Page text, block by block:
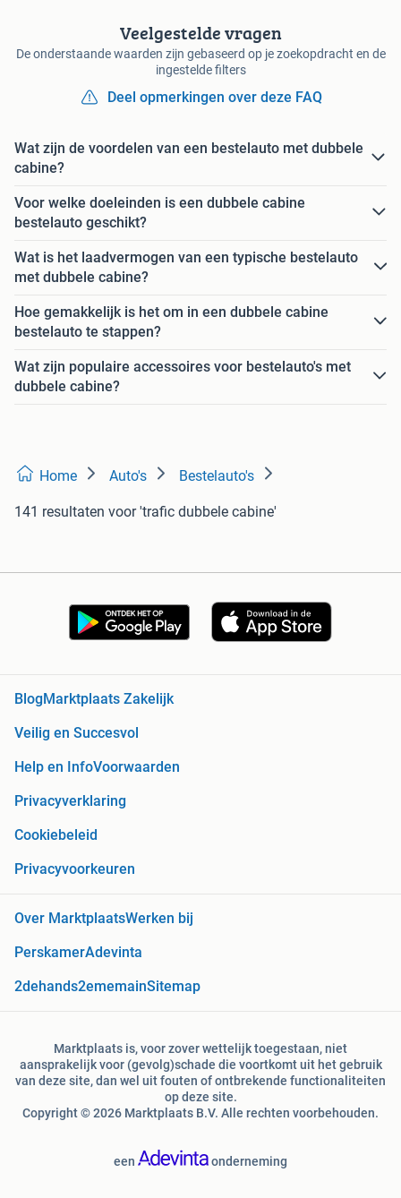
Veelgestelde vragen
De onderstaande waarden zijn gebaseerd op je zoekopdracht en de
ingestelde filters
Deel opmerkingen over deze FAQ
Wat zijn de voordelen van een bestelauto met dubbele
cabine?
Voor welke doeleinden is een dubbele cabine
bestelauto geschikt?
Wat is het laadvermogen van een typische bestelauto
met dubbele cabine?
Hoe gemakkelijk is het om in een dubbele cabine
bestelauto te stappen?
Wat zijn populaire accessoires voor bestelauto's met
dubbele cabine?
Home Auto's Bestelauto's
141 resultaten voor 'trafic dubbele cabine'
BlogMarktplaats Zakelijk
Veilig en Succesvol
Help en InfoVoorwaarden
Privacyverklaring
Cookiebeleid
Privacyvoorkeuren
Over MarktplaatsWerken bij
PerskamerAdevinta
2dehands2ememainSitemap
Marktplaats is, voor zover wettelijk toegestaan, niet
aansprakelijk voor (gevolg)schade die voortkomt uit het gebruik
van deze site, dan wel uit fouten of ontbrekende functionaliteiten
op deze site.
Copyright © 2026 Marktplaats B.V. Alle rechten voorbehouden.
een onderneming